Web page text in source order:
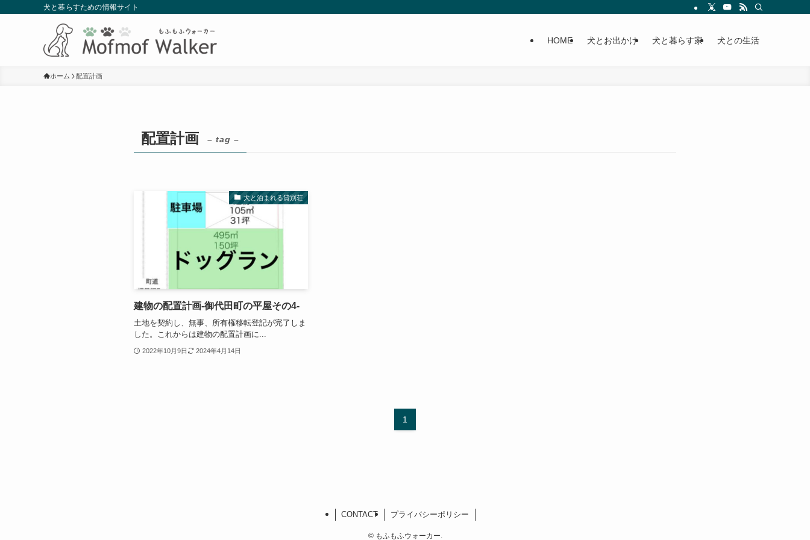
犬と暮らすための情報サイト
HOME 犬とお出かけ 犬と暮らす家 犬との生活
ホーム 配置計画
配置計画 – tag –
犬と泊まれる貸別荘
建物の配置計画-御代田町の平屋その4-
土地を契約し、無事、所有権移転登記が完了しま
した。これからは建物の配置計画に...
2022年10月9日 2024年4月14日
1
CONTACT プライバシーポリシー
©もふもふウォーカー.